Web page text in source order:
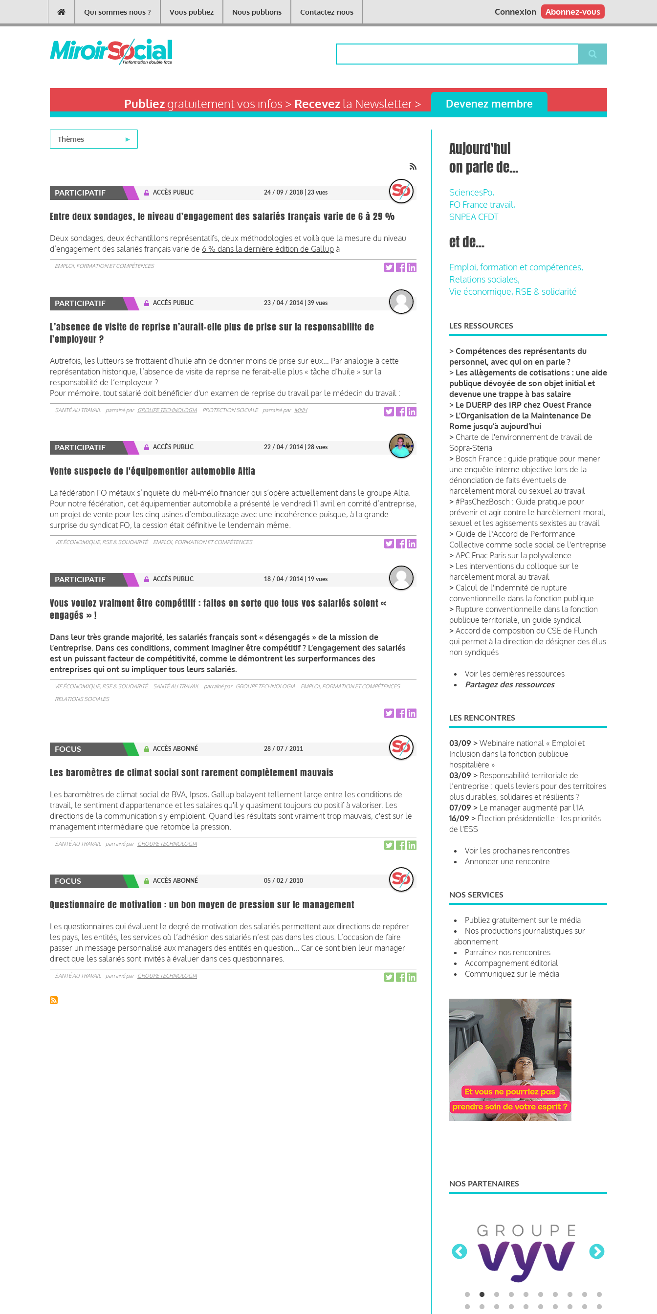
contenu
Main
navigation
Qui sommes nous ? Vous publiez Nous publions Contactez-nous Abonnez-vous
Connexion
Publiezgratuitement vos infos > Recevezla Newsletter > Devenez membre
Thèmes
PARTICIPATIF ACCÈS PUBLIC 24 / 09 / 2018 | 23 vues
Entre deux sondages, le niveau d’engagement des salariés français varie de 6 à 29 %
Deux sondages, deux échantillons représentatifs, deux méthodologies et voilà que la mesure du niveau
d’engagement des salariés français varie de 6 % dans la dernière édition de Gallup à
EMPLOI, FORMATION ET COMPÉTENCES
PARTICIPATIF ACCÈS PUBLIC 23 / 04 / 2014 | 39 vues
L’absence de visite de reprise n’aurait-elle plus de prise sur la responsabilite de
l’employeur ?
Autrefois, les lutteurs se frottaient d’huile afin de donner moins de prise sur eux… Par analogie à cette
représentation historique, l’absence de visite de reprise ne ferait-elle plus « tâche d’huile » sur la
responsabilité de l’employeur ?
Pour mémoire, tout salarié doit bénéficier d'un examen de reprise du travail par le médecin du travail :
SANTÉ AU TRAVAIL parrainé par GROUPE TECHNOLOGIA PROTECTION SOCIALE parrainé par MNH
PARTICIPATIF ACCÈS PUBLIC 22 / 04 / 2014 | 28 vues
Vente suspecte de l'équipementier automobile Altia
La fédération FO métaux s’inquiète du méli-mélo financier qui s’opère actuellement dans le groupe Altia.
Pour notre fédération, cet équipementier automobile a présenté le vendredi 11 avril en comité d’entreprise,
un projet de vente pour les cinq usines d’emboutissage avec une incohérence puisque, à la grande
surprise du syndicat FO, la cession était définitive le lendemain même.
VIE ÉCONOMIQUE, RSE & SOLIDARITÉ EMPLOI, FORMATION ET COMPÉTENCES
PARTICIPATIF ACCÈS PUBLIC 18 / 04 / 2014 | 19 vues
Vous voulez vraiment être compétitif : faites en sorte que tous vos salariés soient «
engagés » !
Dans leur très grande majorité, les salariés français sont « désengagés » de la mission de
l’entreprise. Dans ces conditions, comment imaginer être compétitif ? L’engagement des salariés
est un puissant facteur de compétitivité, comme le démontrent les surperformances des
entreprises qui ont su impliquer tous leurs salariés.
VIE ÉCONOMIQUE, RSE & SOLIDARITÉ SANTÉ AU TRAVAIL parrainé par GROUPE TECHNOLOGIA
EMPLOI, FORMATION ET COMPÉTENCES
RELATIONS SOCIALES
FOCUS ACCÈS ABONNÉ 28 / 07 / 2011
Les baromètres de climat social sont rarement complètement mauvais
Les baromètres de climat social de BVA, Ipsos, Gallup balayent tellement large entre les conditions de
travail, le sentiment d'appartenance et les salaires qu'il y quasiment toujours du positif à valoriser. Les
directions de la communication s'y emploient. Quand les résultats sont vraiment trop mauvais, c'est sur le
management intermédiaire que retombe la pression.
SANTÉ AU TRAVAIL parrainé par GROUPE TECHNOLOGIA
FOCUS ACCÈS ABONNÉ 05 / 02 / 2010
Questionnaire de motivation : un bon moyen de pression sur le management
Les questionnaires qui évaluent le degré de motivation des salariés permettent aux directions de repérer
les pays, les entités, les services où l’adhésion des salariés n’est pas dans les clous. L’occasion de faire
passer un message personnalisé aux managers des entités en question... Car ce sont bien leur manager
direct que les salariés sont invités à évaluer dans ces questionnaires.
SANTÉ AU TRAVAIL parrainé par GROUPE TECHNOLOGIA
Aujourd'hui
on parle de...
SciencesPo,
FO France travail,
SNPEA CFDT
et de...
Emploi, formation et compétences,
Relations sociales,
Vie économique, RSE & solidarité
LES RESSOURCES
> Compétences des représentants du
personnel, avec qui on en parle ?
> Les allègements de cotisations : une aide
publique dévoyée de son objet initial et
devenue une trappe à bas salaire
> Le DUERP des IRP chez Ouest France
> L’Organisation de la Maintenance De
Rome jusqu’à aujourd’hui
> Charte de l'environnement de travail de
Sopra-Steria
> Bosch France : guide pratique pour mener
une enquête interne objective lors de la
dénonciation de faits éventuels de
harcèlement moral ou sexuel au travail
> #PasChezBosch : Guide pratique pour
prévenir et agir contre le harcèlement moral,
sexuel et les agissements sexistes au travail
> Guide de lʼAccord de Performance
Collective comme socle social de l'entreprise
> APC Fnac Paris sur la polyvalence
> Les interventions du colloque sur le
harcèlement moral au travail
> Calcul de l'indemnité de rupture
conventionnelle dans la fonction publique
> Rupture conventionnelle dans la fonction
publique territoriale, un guide syndical
> Accord de composition du CSE de Flunch
qui permet à la direction de désigner des élus
non syndiqués
Voir les dernières ressources
Partagez des ressources
LES RENCONTRES
03/09 > Webinaire national « Emploi et
Inclusion dans la fonction publique
hospitalière »
03/09 > Responsabilité territoriale de
l’entreprise : quels leviers pour des territoires
plus durables, solidaires et résilients ?
07/09 > Le manager augmenté par l'IA
16/09 > Élection présidentielle : les priorités
de l'ESS
Voir les prochaines rencontres
Annoncer une rencontre
NOS SERVICES
Publiez gratuitement sur le média
Nos productions journalistiques sur
abonnement
Parrainez nos rencontres
Accompagnement éditorial
Communiquez sur le média
NOS PARTENAIRES